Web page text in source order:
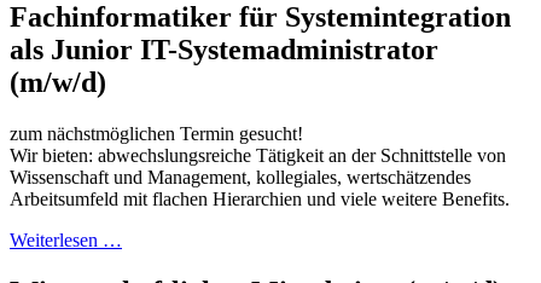
Fachinformatiker für Systemintegration
als Junior IT-Systemadministrator
(m/w/d)
zum nächstmöglichen Termin gesucht!
Wir bieten: abwechslungsreiche Tätigkeit an der Schnittstelle von
Wissenschaft und Management, kollegiales, wertschätzendes
Arbeitsumfeld mit flachen Hierarchien und viele weitere Benefits.
Weiterlesen …